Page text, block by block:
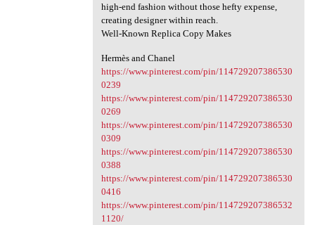
high-end fashion without those hefty expense,
creating designer within reach.
Well-Known Replica Copy Makes
Hermès and Chanel
https://www.pinterest.com/pin/114729207386530
0239
https://www.pinterest.com/pin/114729207386530
0269
https://www.pinterest.com/pin/114729207386530
0309
https://www.pinterest.com/pin/114729207386530
0388
https://www.pinterest.com/pin/114729207386530
0416
https://www.pinterest.com/pin/114729207386532
1120/